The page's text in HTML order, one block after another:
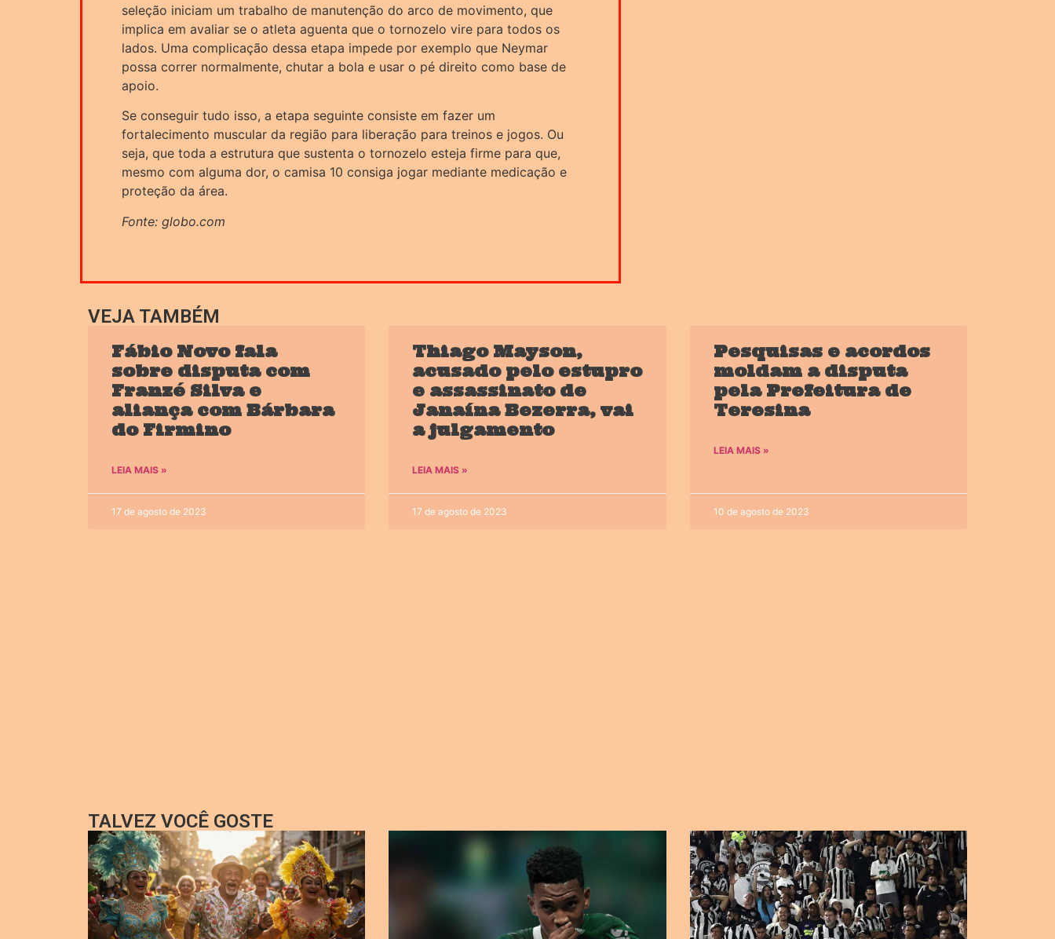
seleção iniciam um trabalho de manutenção do arco de movimento, que
implica em avaliar se o atleta aguenta que o tornozelo vire para todos os
lados. Uma complicação dessa etapa impede por exemplo que Neymar
possa correr normalmente, chutar a bola e usar o pé direito como base de
apoio.
Se conseguir tudo isso, a etapa seguinte consiste em fazer um
fortalecimento muscular da região para liberação para treinos e jogos. Ou
seja, que toda a estrutura que sustenta o tornozelo esteja firme para que,
mesmo com alguma dor, o camisa 10 consiga jogar mediante medicação e
proteção da área.
Fonte: globo.com
VEJA TAMBÉM
Fábio Novo fala
sobre disputa com
Franzé Silva e
aliança com Bárbara
do Firmino
LEIA MAIS »
17 de agosto de 2023
Thiago Mayson,
acusado pelo estupro
e assassinato de
Janaína Bezerra, vai
a julgamento
LEIA MAIS »
17 de agosto de 2023
Pesquisas e acordos
moldam a disputa
pela Prefeitura de
Teresina
LEIA MAIS »
10 de agosto de 2023
TALVEZ VOCÊ GOSTE